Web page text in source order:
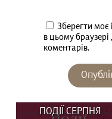
Зберегти моє
в цьому
коментарів.
ПОДІЇ СЕРПНЯ